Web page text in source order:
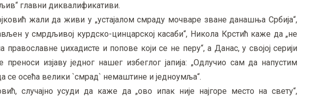
главни диквалификативи.
жали да живи у „устајалом смраду мочваре зване данашња Србија“,
у смрдљивој курдско-цинцарској касаби“, Никола Крстић каже да „не
џихадисте и попове који се не перу“, а Данас, у својој серији
преноси изјаву једног нашег избеглог јапија: „Одлучио сам да напустим
се осећа велики `смрад` немаштине и једноумља“.
случајно усуди да каже да „ово ипак није најгоре место на свету“,